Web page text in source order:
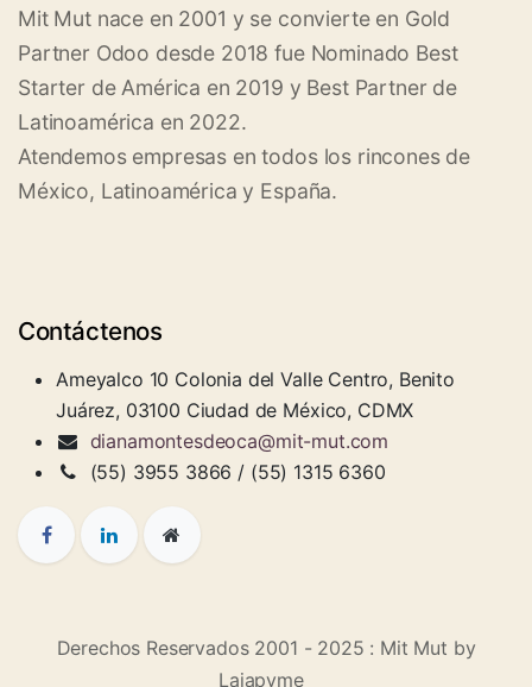
Mit Mut nace en 2001 y se convierte en Gold
Partner Odoo desde 2018 fue Nominado Best
Starter de América en 2019 y Best Partner de
Latinoamérica en 2022.
Atendemos empresas en todos los rincones de
México, Latinoamérica y España.
Contáctenos
Ameyalco 10 Colonia del Valle Centro, Benito
Juárez, 03100 Ciudad de México, CDMX
dianamontesdeoca@mit-mut.com
(55) 3955 3866 / (55) 1315 6360
Derechos Reservados 2001 - 2025 : Mit Mut by
Lajapyme